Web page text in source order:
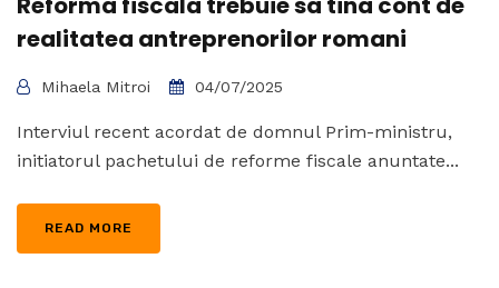
realitatea antreprenorilor romani
Mihaela Mitroi 04/07/2025
Interviul recent acordat de domnul Prim-ministru,
initiatorul pachetului de reforme fiscale anuntate...
READ MORE